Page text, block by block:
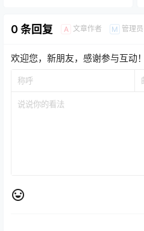
0 条回复 A 文章作者 M 管理员
欢迎您，新朋友，感谢参与互动！